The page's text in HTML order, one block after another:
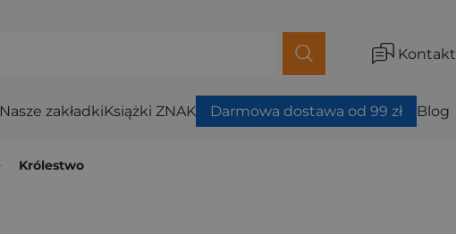
Kontakt
Nasze zakładkiKsiążki ZNAK Darmowa dostawa od 99 zł Blog
Królestwo